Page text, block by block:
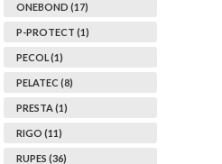
ONEBOND (17)
P-PROTECT (1)
PECOL (1)
PELATEC (8)
PRESTA (1)
RIGO (11)
RUPES (36)